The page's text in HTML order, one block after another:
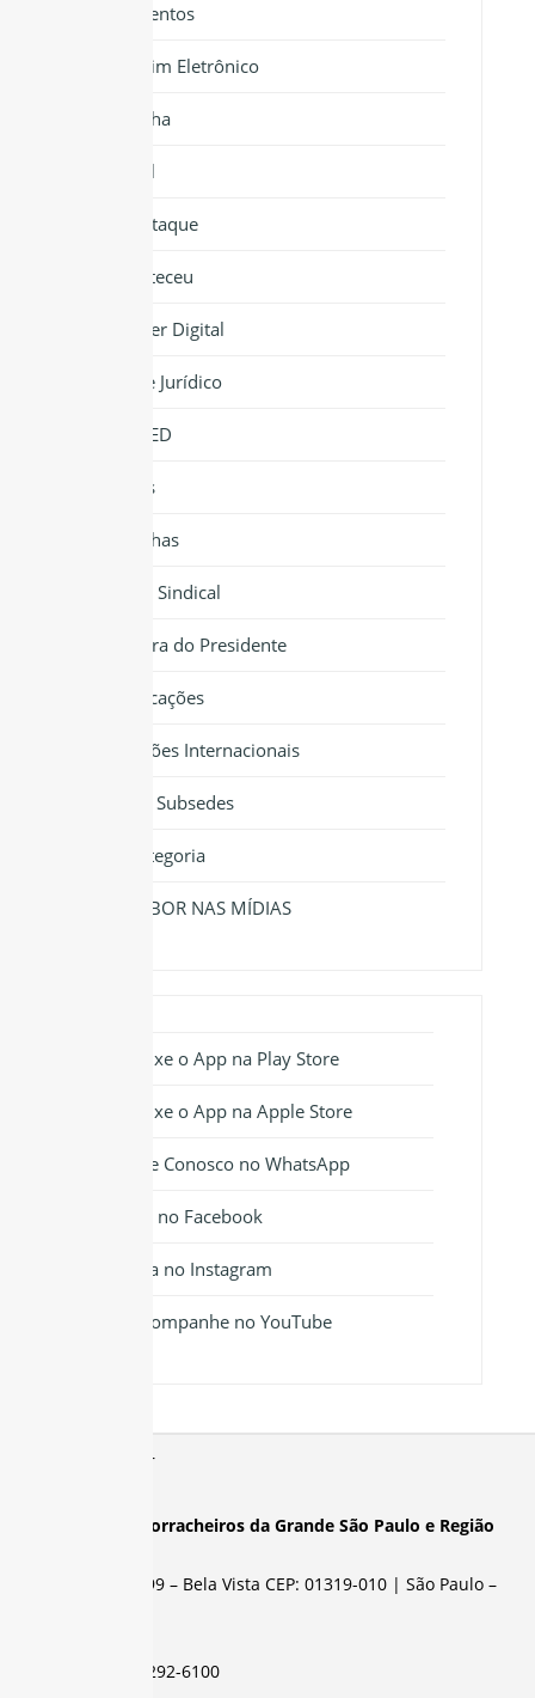
Documentos
Boletim Eletrônico
Cartilha
Jornal
Em Destaque
Aconteceu
Banner Digital
Informe Jurídico
NIPOMED
Notícias
Cartilhas
Força Sindical
Palavra do Presidente
Publicações
Relações Internacionais
Sedes e Subsedes
Sem categoria
SINTRABOR NAS MÍDIAS
Baixe o App na Play Store
Baixe o App na Apple Store
Fale Conosco no WhatsApp
Siga no Facebook
Siga no Instagram
Acompanhe no YouTube
Sindicato dos Borracheiros da Grande São Paulo e Região
Rua Abolição, 399 – Bela Vista CEP: 01319-010 | São Paulo –
(11) 3292-6100